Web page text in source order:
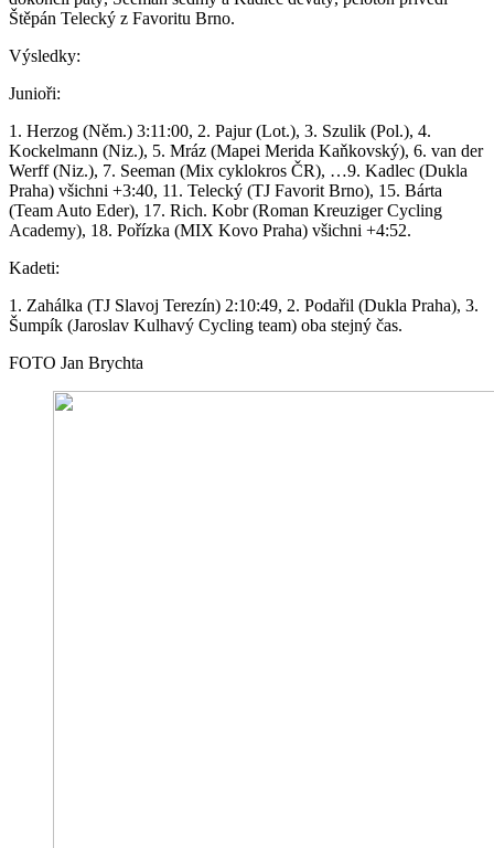
Štěpán Telecký z Favoritu Brno.
Výsledky:
Junioři:
1. Herzog (Něm.) 3:11:00, 2. Pajur (Lot.), 3. Szulik (Pol.), 4.
Kockelmann (Niz.), 5. Mráz (Mapei Merida Kaňkovský), 6. van der
Werff (Niz.), 7. Seeman (Mix cyklokros ČR), …9. Kadlec (Dukla
Praha) všichni +3:40, 11. Telecký (TJ Favorit Brno), 15. Bárta
(Team Auto Eder), 17. Rich. Kobr (Roman Kreuziger Cycling
Academy), 18. Pořízka (MIX Kovo Praha) všichni +4:52.
Kadeti:
1. Zahálka (TJ Slavoj Terezín) 2:10:49, 2. Podařil (Dukla Praha), 3.
Šumpík (Jaroslav Kulhavý Cycling team) oba stejný čas.
FOTO Jan Brychta